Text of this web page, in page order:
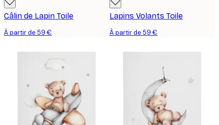
Câlin de Lapin Toile
À partir de 59 €
Lapins Volants Toile
À partir de 59 €